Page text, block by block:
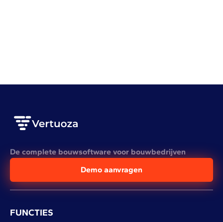
De complete bouwsoftware voor bouwbedrijven
Demo aanvragen
FUNCTIES